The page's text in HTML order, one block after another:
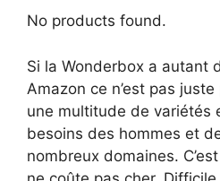
No products found.
Si la Wonderbox a autant
Amazon ce n’est pas juste
une multitude de variétés
besoins des hommes et
nombreux domaines.